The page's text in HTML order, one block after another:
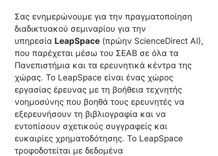
Σας ενημερώνουμε για την πραγματοποίηση
διαδικτυακού σεμιναρίου για την
υπηρεσία LeapSpace (πρώην ScienceDirect AI),
που παρέχεται μέσω του ΣΕΑΒ σε όλα τα
Πανεπιστήμια και τα ερευνητικά κέντρα της
χώρας. Το LeapSpace είναι ένας χώρος
εργασίας έρευνας με τη βοήθεια τεχνητής
νοημοσύνης που βοηθά τους ερευνητές να
εξερευνήσουν τη βιβλιογραφία και να
εντοπίσουν σχετικούς συγγραφείς και
ευκαιρίες χρηματοδότησης. Το LeapSpace
τροφοδοτείται με δεδομένα